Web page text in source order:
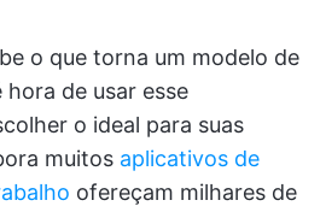
o que torna um modelo de
hora de usar esse
o ideal para suas
muitos aplicativos de
ofereçam milhares de